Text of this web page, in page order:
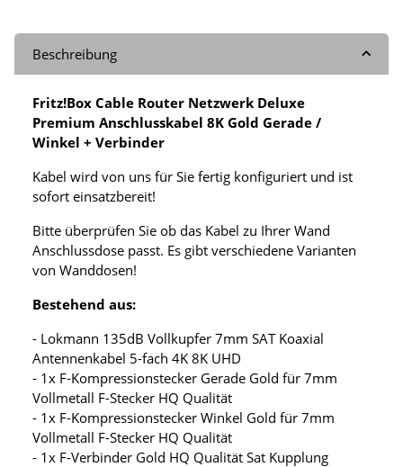
Beschreibung
Fritz!Box Cable Router Netzwerk Deluxe
Premium Anschlusskabel 8K Gold Gerade /
Winkel + Verbinder
Kabel wird von uns für Sie fertig konfiguriert und ist
sofort einsatzbereit!
Bitte überprüfen Sie ob das Kabel zu Ihrer Wand
Anschlussdose passt. Es gibt verschiedene Varianten
von Wanddosen!
Bestehend aus:
- Lokmann 135dB Vollkupfer 7mm SAT Koaxial
Antennenkabel 5-fach 4K 8K UHD
- 1x F-Kompressionstecker Gerade Gold für 7mm
Vollmetall F-Stecker HQ Qualität
- 1x F-Kompressionstecker Winkel Gold für 7mm
Vollmetall F-Stecker HQ Qualität
- 1x F-Verbinder Gold HQ Qualität Sat Kupplung